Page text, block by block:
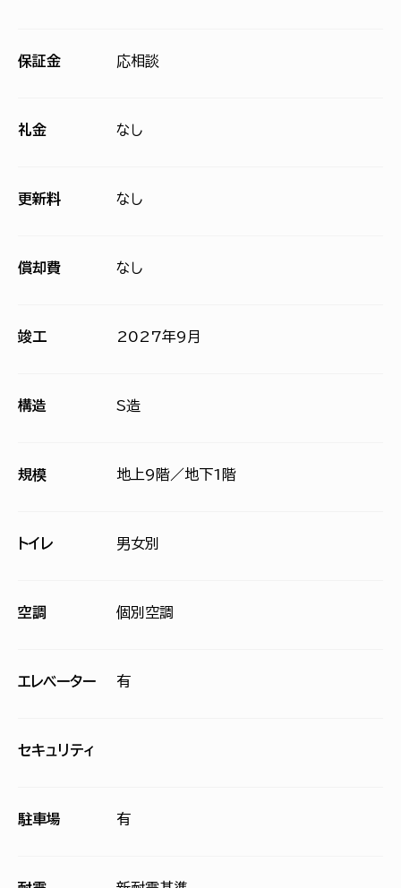
保証金 応相談
礼金 なし
更新料 なし
償却費 なし
竣工 2027年9月
構造 S造
規模 地上9階／地下1階
トイレ 男女別
空調 個別空調
エレベーター 有
セキュリティ
駐車場 有